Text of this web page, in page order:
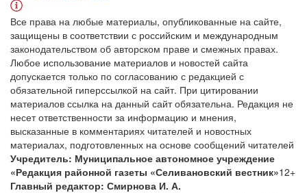
Все права на любые материалы, опубликованные на сайте,
защищены в соответствии с российским и международным
законодательством об авторском праве и смежных правах.
Любое использование материалов и новостей сайта
допускается только по согласованию с редакцией с
обязательной гиперссылкой на сайт. При цитировании
материалов ссылка на данный сайт обязательна. Редакция не
несет ответственности за информацию и мнения,
высказанные в комментариях читателей и новостных
материалах, подготовленных на основе сообщений читателей
Учредитель: Муниципальное автономное учреждение
«Редакция районной газеты «Селивановский вестник»12+
Главный редактор: Смирнова И. А.